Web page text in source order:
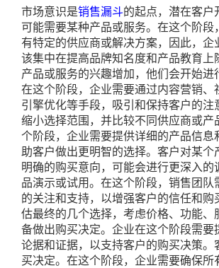
市场意识是销售漏斗的起点，潜在客户
可能需要某种产品或服务。在这个阶段
有特定的供应商或解决方案，因此，企
该集中在提高品牌知名度和产品教育上
产品或服务的兴趣增加，他们会开始进
在这个阶段，企业需要通过内容营销、
引擎优化等手段，吸引和保持客户的注
缩小选择范围，并比较不同供应商或产
个阶段，企业需要提供详细的产品信息
助客户做出更明智的选择。客户对某个
明确的购买意向，可能会进行更深入的
品演示或试用。在这个阶段，销售团队
的关注和支持，以增强客户的信任和购
估最终的几个选择，考虑价格、功能、
备做出购买决定。企业在这个阶段需要
论据和证据，以支持客户的购买决策。
买决定。在这个阶段，企业需要确保所